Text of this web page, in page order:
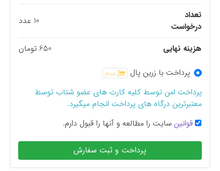
تعداد
درخواست
10 عدد
هزینه نهایی
650 تومان
پرداخت با زرین پال
پرداخت امن توسط کلیه کارت های عضو شتاب توسط
معتبرترین درگاه های پرداخت انجام میگیرد.
قوانین سایت را مطالعه و آنها را قبول دارم.
پرداخت و ثبت سفارش